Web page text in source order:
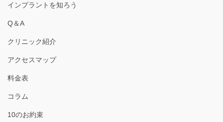
インプラントを知ろう
Q＆A
クリニック紹介
アクセスマップ
料金表
コラム
10のお約束